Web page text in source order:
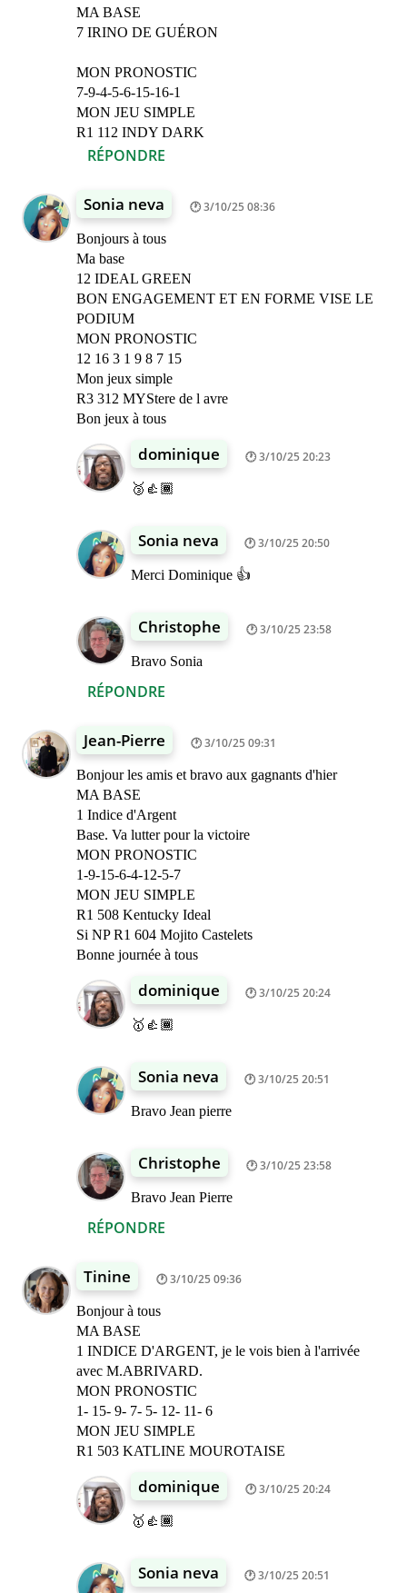
MA BASE
7 IRINO DE GUÉRON
MON PRONOSTIC
7-9-4-5-6-15-16-1
MON JEU SIMPLE
R1 112 INDY DARK
RÉPONDRE
Sonia neva 3/10/25 08:36
Bonjours à tous
Ma base
12 IDEAL GREEN
BON ENGAGEMENT ET EN FORME VISE LE
PODIUM
MON PRONOSTIC
12 16 3 1 9 8 7 15
Mon jeux simple
R3 312 MYStere de l avre
Bon jeux à tous
RÉPONDRE
dominique 3/10/25 20:23
🥉👍🏾
Sonia neva 3/10/25 20:50
Merci Dominique 👍
Christophe 3/10/25 23:58
Bravo Sonia
Jean-Pierre 3/10/25 09:31
Bonjour les amis et bravo aux gagnants d'hier
MA BASE
1 Indice d'Argent
Base. Va lutter pour la victoire
MON PRONOSTIC
1-9-15-6-4-12-5-7
MON JEU SIMPLE
R1 508 Kentucky Ideal
Si NP R1 604 Mojito Castelets
Bonne journée à tous
RÉPONDRE
dominique 3/10/25 20:24
🥇👍🏾
Sonia neva 3/10/25 20:51
Bravo Jean pierre
Christophe 3/10/25 23:58
Bravo Jean Pierre
Tinine 3/10/25 09:36
Bonjour à tous
MA BASE
1 INDICE D'ARGENT, je le vois bien à l'arrivée
avec M.ABRIVARD.
MON PRONOSTIC
1- 15- 9- 7- 5- 12- 11- 6
MON JEU SIMPLE
R1 503 KATLINE MOUROTAISE
dominique 3/10/25 20:24
🥇👍🏾
Sonia neva 3/10/25 20:51